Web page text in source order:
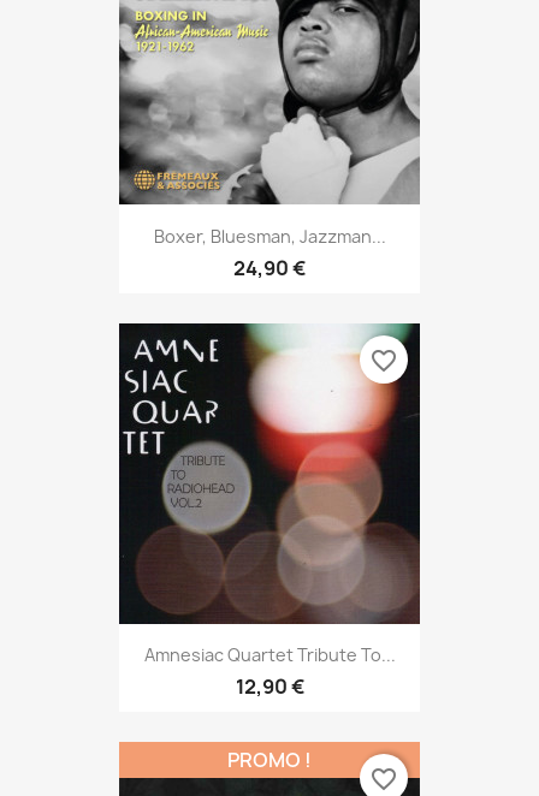
Boxer, Bluesman, Jazzman...
24,90 €
Amnesiac Quartet Tribute To...
12,90 €
favorite_border
PROMO !
favorite_border